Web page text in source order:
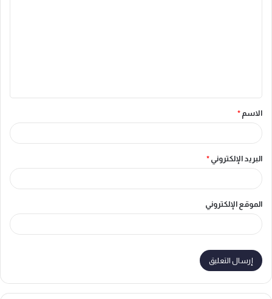
ق
*
الاسم *
البريد الإلكتروني *
الموقع الإلكتروني